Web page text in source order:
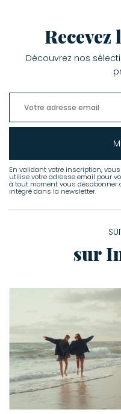
Découvrez nos
En validant votre inscription,
utilise votre adresse email pour
à tout moment vous désabonner
intégré dans la newsletter.
sur